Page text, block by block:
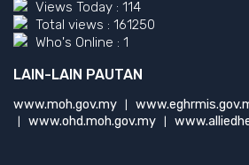
Views Today : 114
Total views : 161250
Who's Online : 1
LAIN-LAIN PAUTAN
www.moh.gov.my
www.ohd.moh.gov.my